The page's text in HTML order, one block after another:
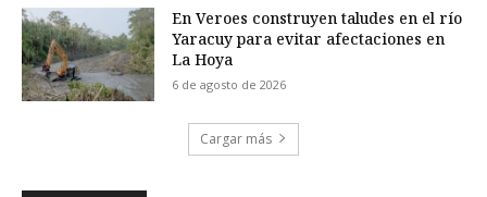
En Veroes construyen taludes en el río
Yaracuy para evitar afectaciones en
La Hoya
6 de agosto de 2026
Cargar más